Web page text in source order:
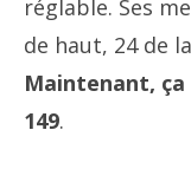
réglable. Ses
de haut, 24 de
Maintenant,
149.